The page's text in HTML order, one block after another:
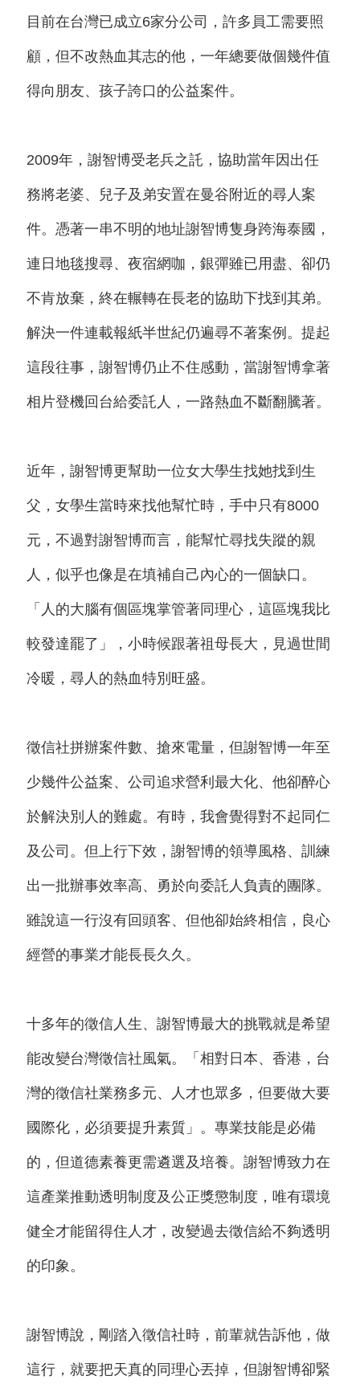
目前在台灣已成立6家分公司，許多員工需要照
顧，但不改熱血其志的他，一年總要做個幾件值
得向朋友、孩子誇口的公益案件。
2009年，謝智博受老兵之託，協助當年因出任
務將老婆、兒子及弟安置在曼谷附近的尋人案
件。憑著一串不明的地址謝智博隻身跨海泰國，
連日地毯搜尋、夜宿網咖，銀彈雖已用盡、卻仍
不肯放棄，終在輾轉在長老的協助下找到其弟。
解決一件連載報紙半世紀仍遍尋不著案例。提起
這段往事，謝智博仍止不住感動，當謝智博拿著
相片登機回台給委託人，一路熱血不斷翻騰著。
近年，謝智博更幫助一位女大學生找她找到生
父，女學生當時來找他幫忙時，手中只有8000
元，不過對謝智博而言，能幫忙尋找失蹤的親
人，似乎也像是在填補自己內心的一個缺口。
「人的大腦有個區塊掌管著同理心，這區塊我比
較發達罷了」，小時候跟著祖母長大，見過世間
冷暖，尋人的熱血特別旺盛。
徵信社拼辦案件數、搶來電量，但謝智博一年至
少幾件公益案、公司追求營利最大化、他卻醉心
於解決別人的難處。有時，我會覺得對不起同仁
及公司。但上行下效，謝智博的領導風格、訓練
出一批辦事效率高、勇於向委託人負責的團隊。
雖說這一行沒有回頭客、但他卻始終相信，良心
經營的事業才能長長久久。
十多年的徵信人生、謝智博最大的挑戰就是希望
能改變台灣徵信社風氣。「相對日本、香港，台
灣的徵信社業務多元、人才也眾多，但要做大要
國際化，必須要提升素質」。專業技能是必備
的，但道德素養更需遴選及培養。謝智博致力在
這產業推動透明制度及公正獎懲制度，唯有環境
健全才能留得住人才，改變過去徵信給不夠透明
的印象。
謝智博說，剛踏入徵信社時，前輩就告訴他，做
這行，就要把天真的同理心丟掉，但謝智博卻緊